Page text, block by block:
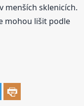
menších sklenicích.
mohou lišit podle